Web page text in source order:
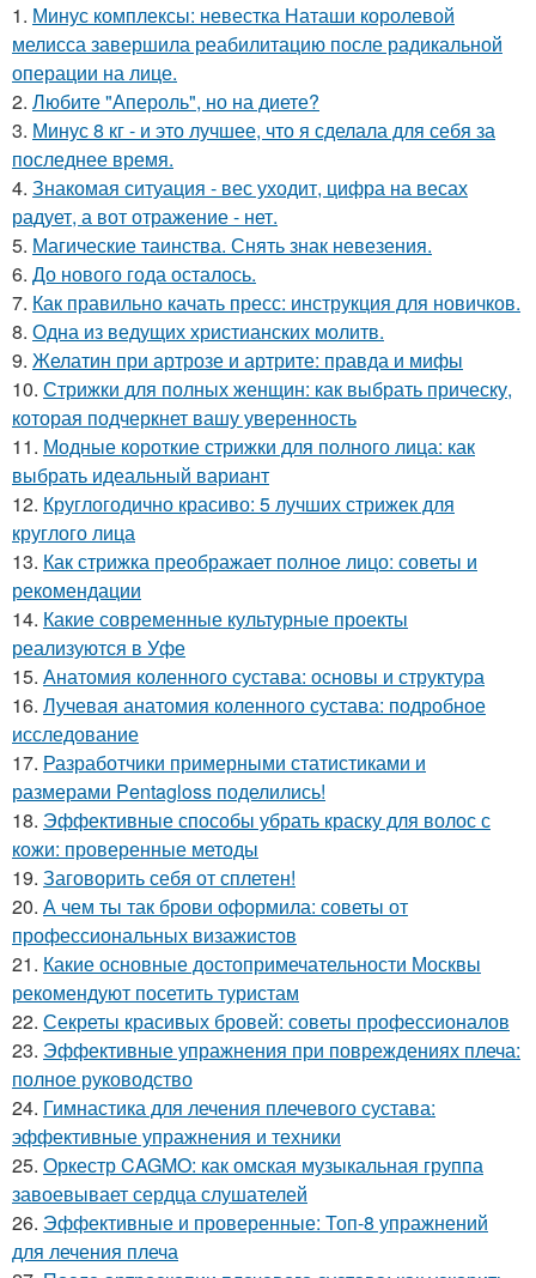
1. Минус комплексы: невестка Наташи королевой
мелисса завершила реабилитацию после радикальной
операции на лице.
2. Любите "Апероль", но на диете?
3. Минус 8 кг - и это лучшее, что я сделала для себя за
последнее время.
4. Знакомая ситуация - вес уходит, цифра на весах
радует, а вот отражение - нет.
5. Магические таинства. Снять знак невезения.
6. До нового года осталось.
7. Как правильно качать пресс: инструкция для новичков.
8. Одна из ведущих христианских молитв.
9. Желатин при артрозе и артрите: правда и мифы
10. Стрижки для полных женщин: как выбрать прическу,
которая подчеркнет вашу уверенность
11. Модные короткие стрижки для полного лица: как
выбрать идеальный вариант
12. Круглогодично красиво: 5 лучших стрижек для
круглого лица
13. Как стрижка преображает полное лицо: советы и
рекомендации
14. Какие современные культурные проекты
реализуются в Уфе
15. Анатомия коленного сустава: основы и структура
16. Лучевая анатомия коленного сустава: подробное
исследование
17. Разработчики примерными статистиками и
размерами Pentagloss поделились!
18. Эффективные способы убрать краску для волос с
кожи: проверенные методы
19. Заговорить себя от сплетен!
20. А чем ты так брови оформила: советы от
профессиональных визажистов
21. Какие основные достопримечательности Москвы
рекомендуют посетить туристам
22. Секреты красивых бровей: советы профессионалов
23. Эффективные упражнения при повреждениях плеча:
полное руководство
24. Гимнастика для лечения плечевого сустава:
эффективные упражнения и техники
25. Оркестр CAGMO: как омская музыкальная группа
завоевывает сердца слушателей
26. Эффективные и проверенные: Топ-8 упражнений
для лечения плеча